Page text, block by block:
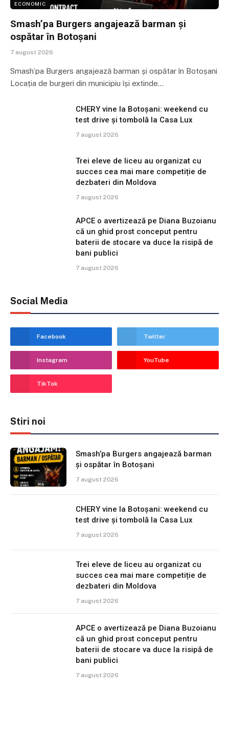
ECONOMIC
Smash’pa Burgers angajează barman și
ospătar în Botoșani
7 august 2026
Smash’pa Burgers angajează barman și ospătar în Botoșani
Locația de burgeri din municipiu își extinde…
CHERY vine la Botoșani: weekend cu
test drive și tombolă la Casa Lux
7 august 2026
Trei eleve de liceu au organizat cu
succes cea mai mare competiție de
dezbateri din Moldova
7 august 2026
APCE o avertizează pe Diana Buzoianu
că un ghid prost conceput pentru
baterii de stocare va duce la risipă de
bani publici
7 august 2026
Social Media
Facebook Twitter
Instagram YouTube
TikTok
Stiri noi
Smash’pa Burgers angajează barman
și ospătar în Botoșani
7 august 2026
CHERY vine la Botoșani: weekend cu
test drive și tombolă la Casa Lux
7 august 2026
Trei eleve de liceu au organizat cu
succes cea mai mare competiție de
dezbateri din Moldova
7 august 2026
APCE o avertizează pe Diana Buzoianu
că un ghid prost conceput pentru
baterii de stocare va duce la risipă de
bani publici
7 august 2026